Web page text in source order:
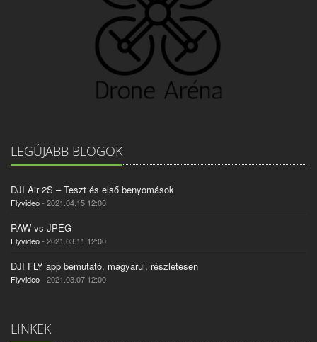
LEGÚJABB BLOGOK
DJI Air 2S – Teszt és első benyomások
Flyvideo- 2021.04.15 12:00
RAW vs JPEG
Flyvideo- 2021.03.11 12:00
DJI FLY app bemutató, magyarul, részletesen
Flyvideo- 2021.03.07 12:00
LINKEK